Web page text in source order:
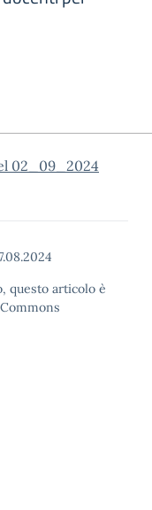
02_09_2024
questo articolo è